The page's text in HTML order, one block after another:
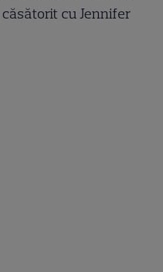
cu Jennifer